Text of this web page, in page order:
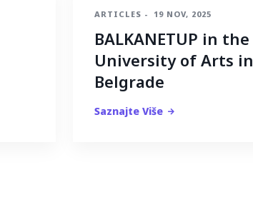
ARTICLES - 19 NOV, 2025
BALKANETUP in the
University of Arts in
Belgrade
Saznajte Više